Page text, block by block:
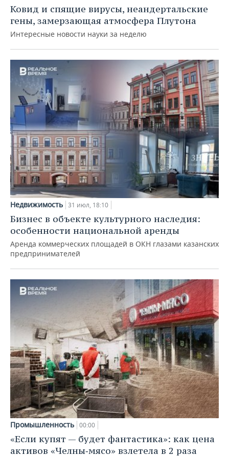
Ковид и спящие вирусы, неандертальские
гены, замерзающая атмосфера Плутона
Интересные новости науки за неделю
Недвижимость 31 июл, 18:10
Бизнес в объекте культурного наследия:
особенности национальной аренды
Аренда коммерческих площадей в ОКН глазами казанских
предпринимателей
Промышленность 00:00
«Если купят — будет фантастика»: как цена
активов «Челны‑мясо» взлетела в 2 раза